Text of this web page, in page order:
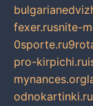
fexer.rusnite-
0sporte.ru
pro-kirpichi.ru
mynances.org
odnokartinki.ru